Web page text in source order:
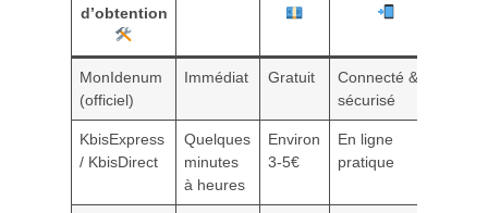
d’obtention
MonIdenum
(officiel)
Immédiat Gratuit
Connecté &
sécurisé
KbisExpress
/ KbisDirect
Quelques
minutes
à heures
Environ
3-5€
En ligne
pratique